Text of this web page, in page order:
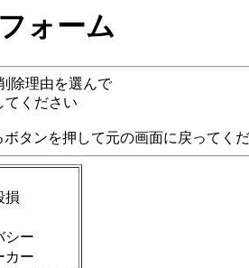
ォーム
除理由を選んで
てください
タンを押して元の画面に戻ってく
損
シー
カー